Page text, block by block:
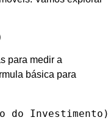
para medir a
básica para
do